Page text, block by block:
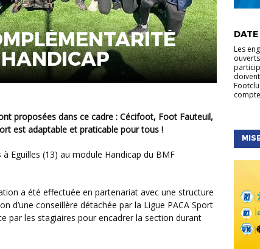
est adaptable et praticable pour tous !
d’une conseillère détachée par la Ligue PACA Sport
par les stagiaires pour encadrer la section durant
Les